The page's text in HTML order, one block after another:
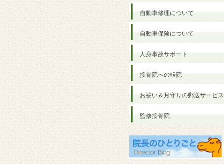
自動車修理について
自動車保険について
人身事故サポート
接骨院への転院
お祓い＆月守りの郵送サービス
監修接骨院